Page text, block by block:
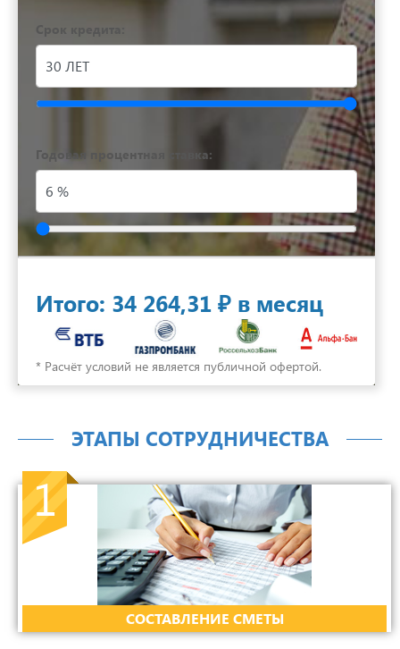
Годовая процентная ставка:
Итого: 34 264,31 ₽ в месяц
* Расчёт условий не является публичной офертой.
ЭТАПЫ СОТРУДНИЧЕСТВА
1
CОСТАВЛЕНИЕ СМЕТЫ